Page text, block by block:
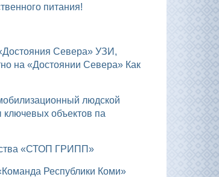
питания!
на «Достоянии Севера» Как
ключевых объектов па
«СТОП ГРИПП»